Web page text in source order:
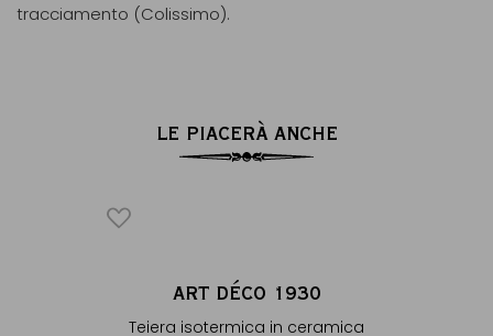
tracciamento (Colissimo).
LE PIACERÀ ANCHE
ART DÉCO 1930
Teiera isotermica in ceramica